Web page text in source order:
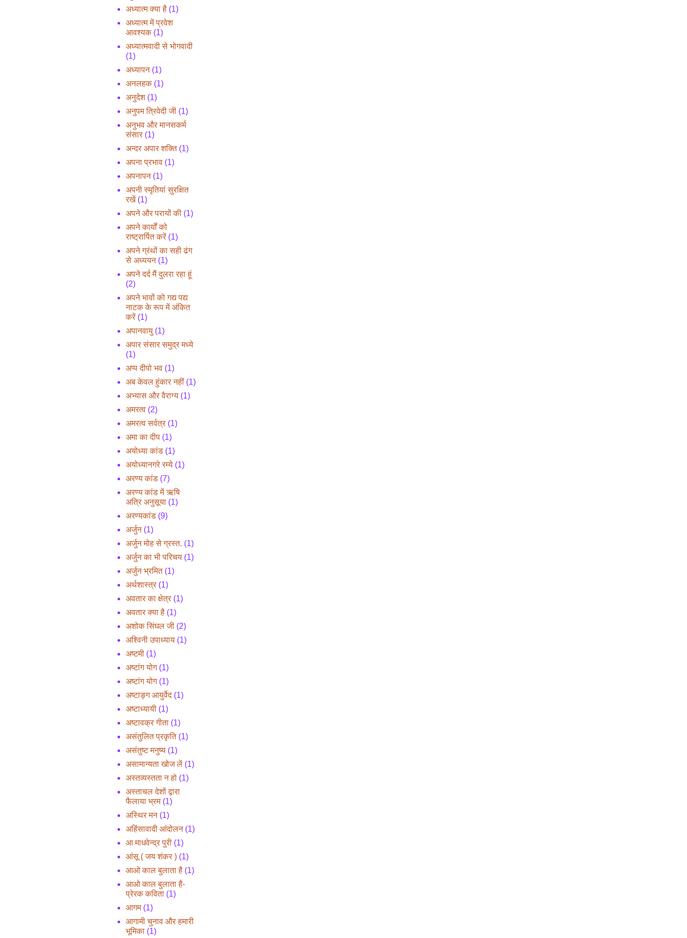
अध्यात्म क्या है (1)
अध्यात्म में प्रवेश
आवश्यक (1)
अध्यात्मवादी से भोगवादी
(1)
अध्यापन (1)
अनलहक (1)
अनुदेश (1)
अनुपम त्रिवेदी जी (1)
अनुभव और मानसकर्म
संसार (1)
अन्दर अपार शक्ति (1)
अपना प्रभाव (1)
अपनापन (1)
अपनी स्मृतियां सुरक्षित
रखें (1)
अपने और परायों की (1)
अपने कार्यों को
राष्ट्रार्पित करें (1)
अपने ग्रंथों का सही ढंग
से अध्ययन (1)
अपने दर्द मैं दुलरा रहा हूं
(2)
अपने भावों को गद्य पद्य
नाटक के रूप में अंकित
करें (1)
अपानवायु (1)
अपार संसार समुद्र मध्ये
(1)
अप्प दीपो भव (1)
अब केवल हुंकार नहीं (1)
अभ्यास और वैराग्य (1)
अमरत्व (2)
अमरत्व सर्वत्र (1)
अमा का दीप (1)
अयोध्या कांड (1)
अयोध्यानगरे रम्ये (1)
अरण्य कांड (7)
अरण्य कांड में ऋषि
अत्रि अनुसूया (1)
अरण्यकांड (9)
अर्जुन (1)
अर्जुन मोह से ग्रस्त. (1)
अर्जुन का भी परिचय (1)
अर्जुन भ्रमित (1)
अर्थशास्त्र (1)
अवतार का क्षेत्र (1)
अवतार क्या है (1)
अशोक सिंघल जी (2)
अश्विनी उपाध्याय (1)
अष्टमी (1)
अष्टांग योग (1)
अष्टांग योग (1)
अष्टाङ्ग आयुर्वेद (1)
अष्टाध्यायी (1)
अष्टावक्र गीता (1)
असंतुलित प्रकृति (1)
असंतुष्ट मनुष्य (1)
असामान्यता खोज लें (1)
अस्तव्यस्तता न हो (1)
अस्ताचल देशों द्वारा
फैलाया भ्रम (1)
अस्थिर मन (1)
अहिंसावादी आंदोलन (1)
आ माधवेन्द्र पुरी (1)
आंसू ( जय शंकर ) (1)
आओ काल बुलाता है (1)
आओ काल बुलाता है-
प्रेरक कविता (1)
आगम (1)
आगामी चुनाव और हमारी
भूमिका (1)